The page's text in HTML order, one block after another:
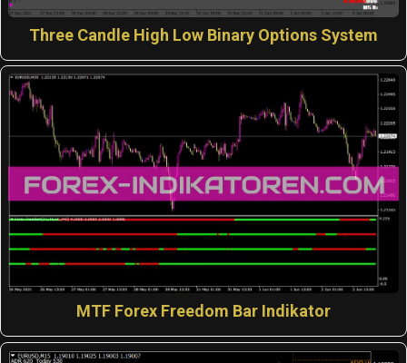
Three Candle High Low Binary Options System
MTF Forex Freedom Bar Indikator